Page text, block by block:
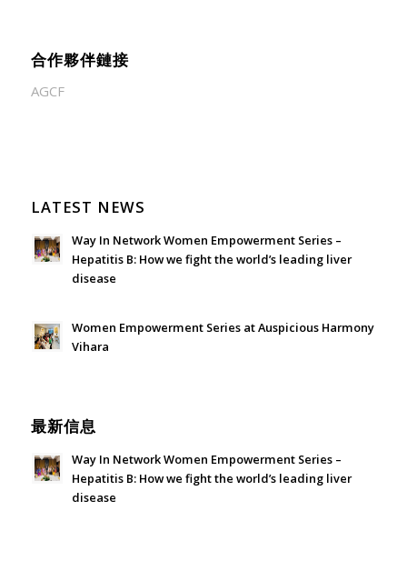
合作夥伴鏈接
AGCF
LATEST NEWS
Way In Network Women Empowerment Series –
Hepatitis B: How we fight the world’s leading liver
disease
Women Empowerment Series at Auspicious Harmony
Vihara
最新信息
Way In Network Women Empowerment Series –
Hepatitis B: How we fight the world’s leading liver
disease